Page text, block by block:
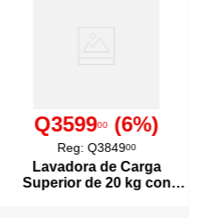
Forma en L (esquinero).
Q359900 (6%)
Reg: Q384900
Lavadora de Carga
Superior de 20 kg con